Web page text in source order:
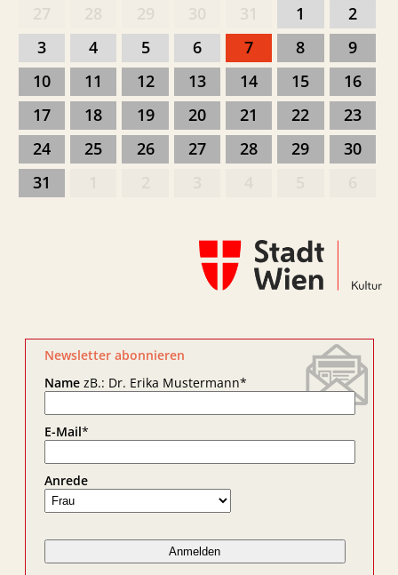
1
2
3
4 5 6 7 8
9
10
11 12 13 14 15
16
17
18 19 20 21 22
23
24
25 26 27 28 29
30
31
Newsletter abonnieren
NamezB.: Dr. Erika Mustermann*
E-Mail*
Anrede